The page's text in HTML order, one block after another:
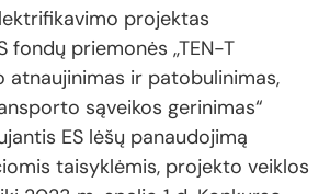
projektas
fondų priemonės ,,TEN-T
atnaujinimas ir patobulinimas,
sąveikos gerinimas“
ES lėšų panaudojimą
taisyklėmis, projekto veiklos